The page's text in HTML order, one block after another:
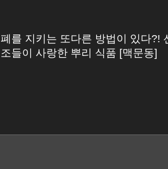
폐를 지키는 또다른 방법이 있다?!
조들이 사랑한 뿌리 식품 [맥문동]